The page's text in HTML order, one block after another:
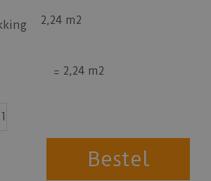
2,24 m2
= 2,24 m2